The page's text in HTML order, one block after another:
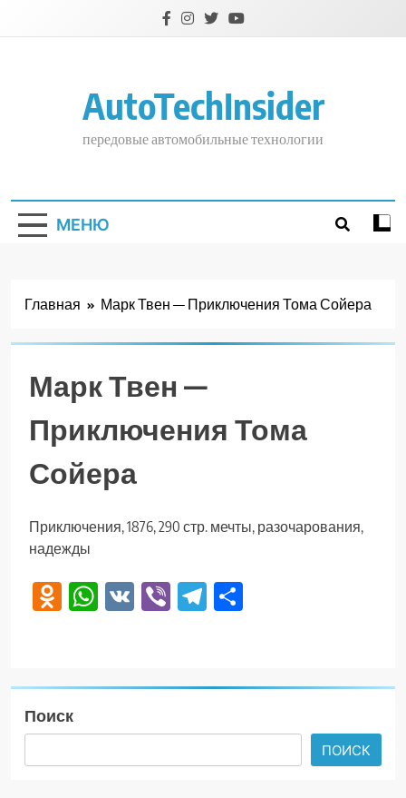
AutoTechInsider
передовые автомобильные технологии
МЕНЮ
Главная Марк Твен — Приключения Тома Сойера
Марк Твен —
Приключения Тома
Сойера
Приключения, 1876, 290 стр. мечты, разочарования,
надежды
Odnoklassniki
WhatsApp
VK ViberTelegram
Поиск
ПОИСК